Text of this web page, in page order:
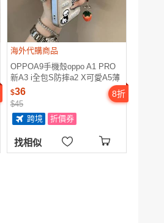
海外代購商品
OPPOA9手機殼oppo A1 PRO
新A3 i全包S防摔a2 X可愛A5薄
A7軟A8硅膠A9高級男女A11 X
套外殼情侶凱蒂kt貓
$36
$45
8折
跨境 折價券
找相似